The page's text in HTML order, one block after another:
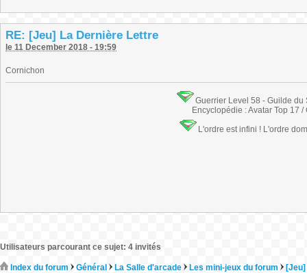
RE: [Jeu] La Dernière Lettre
le 11 December 2018 - 19:59
Cornichon
Guerrier Level 58 - Guilde
Encyclopédie : Avatar Top 17 /
L'ordre est infini ! L'ordre
Utilisateurs parcourant ce sujet: 4 invités
Index du forum Général La Salle d'arcade Les mini-jeux du forum